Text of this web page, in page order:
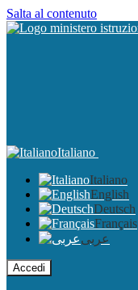
Salta al contenuto
Italiano
Italiano
English
Deutsch
Français
عربى
Accedi